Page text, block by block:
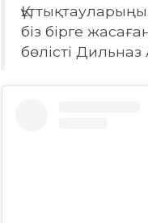
біз бірге
бөлісті